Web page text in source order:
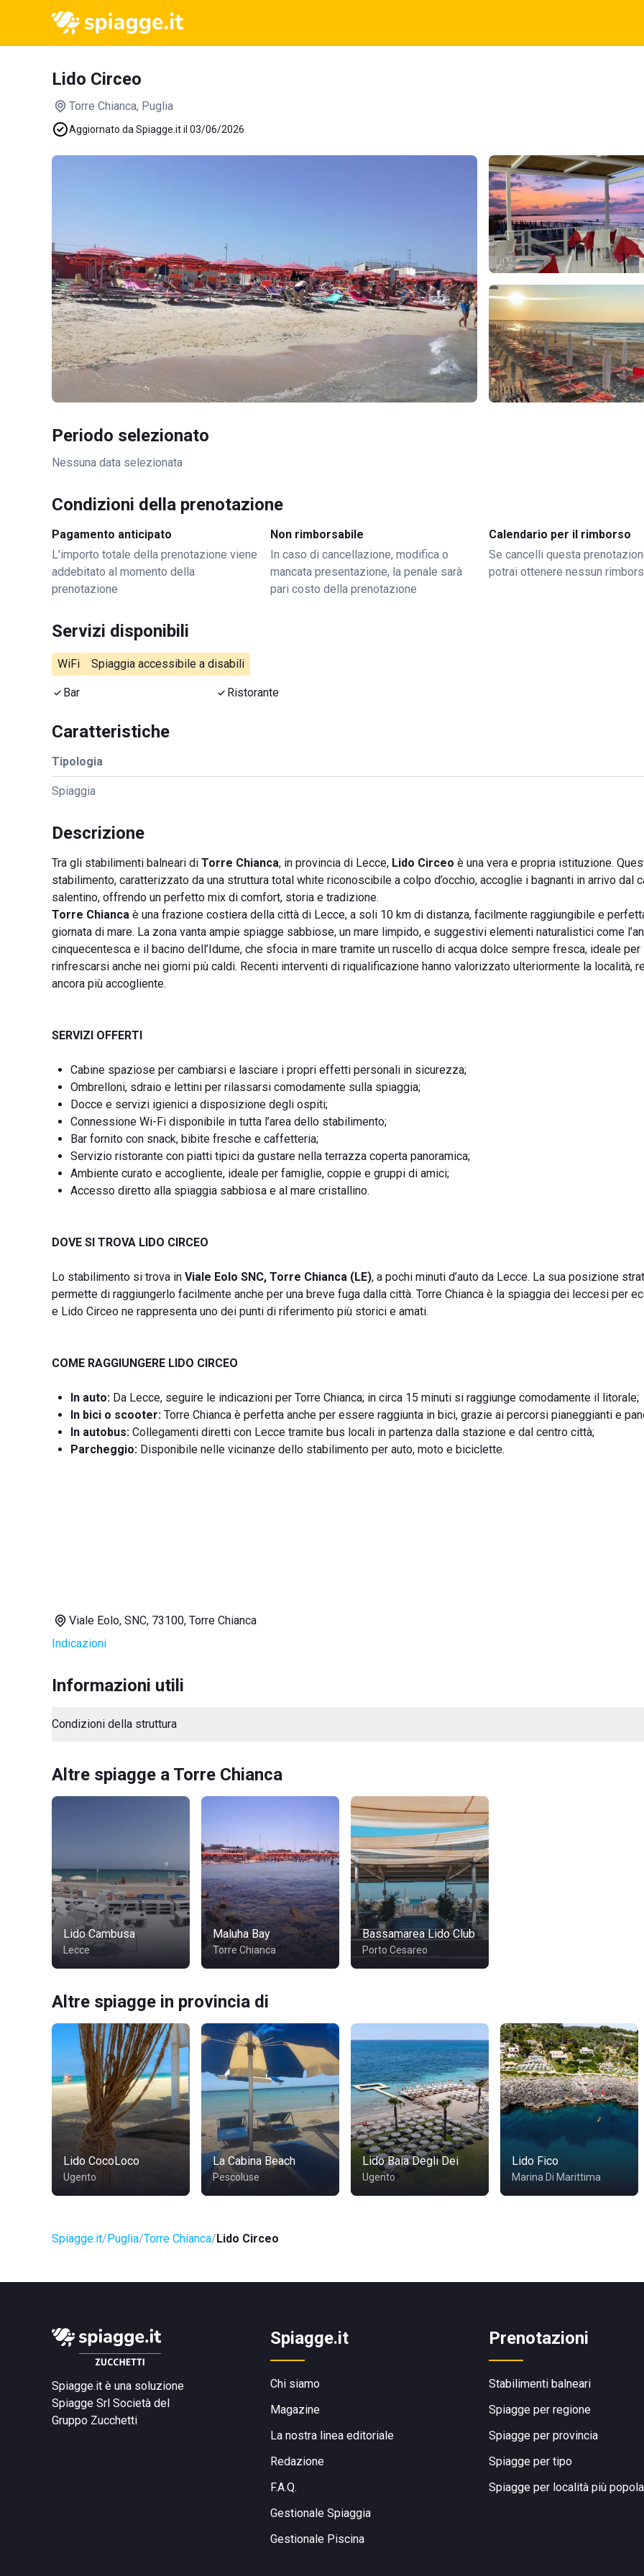
Lido Circeo
Torre Chianca, Puglia
Aggiornato da Spiagge.it il 03/06/2026
Periodo selezionato
Nessuna data selezionata
Condizioni della prenotazione
Pagamento anticipato
L'importo totale della prenotazione viene
addebitato al momento della
prenotazione
Non rimborsabile
In caso di cancellazione, modifica o
mancata presentazione, la penale sarà
pari costo della prenotazione
Calendario per il rimborso
Se cancelli questa
potrai ottenere nessun
Servizi disponibili
WiFi Spiaggia accessibile a disabili
Bar Ristorante
Caratteristiche
Tipologia
Spiaggia
Descrizione
Tra gli stabilimenti balneari di Torre Chianca, in provincia di Lecce, Lido Circeo è una vera e propria istituzione.
stabilimento, caratterizzato da una struttura total white riconoscibile a colpo d’occhio, accoglie i bagnanti in arrivo dal
salentino, offrendo un perfetto mix di comfort, storia e tradizione.
Torre Chianca è una frazione costiera della città di Lecce, a soli 10 km di distanza, facilmente raggiungibile e
giornata di mare. La zona vanta ampie spiagge sabbiose, un mare limpido, e suggestivi elementi naturalistici come
cinquecentesca e il bacino dell’Idume, che sfocia in mare tramite un ruscello di acqua dolce sempre fresca, ideale per
rinfrescarsi anche nei giorni più caldi. Recenti interventi di riqualificazione hanno valorizzato ulteriormente la località,
ancora più accogliente.
SERVIZI OFFERTI
Cabine spaziose per cambiarsi e lasciare i propri effetti personali in sicurezza;
Ombrelloni, sdraio e lettini per rilassarsi comodamente sulla spiaggia;
Docce e servizi igienici a disposizione degli ospiti;
Connessione Wi-Fi disponibile in tutta l’area dello stabilimento;
Bar fornito con snack, bibite fresche e caffetteria;
Servizio ristorante con piatti tipici da gustare nella terrazza coperta panoramica;
Ambiente curato e accogliente, ideale per famiglie, coppie e gruppi di amici;
Accesso diretto alla spiaggia sabbiosa e al mare cristallino.
DOVE SI TROVA LIDO CIRCEO
Lo stabilimento si trova in Viale Eolo SNC, Torre Chianca (LE), a pochi minuti d’auto da Lecce. La sua posizione
permette di raggiungerlo facilmente anche per una breve fuga dalla città. Torre Chianca è la spiaggia dei leccesi per
e Lido Circeo ne rappresenta uno dei punti di riferimento più storici e amati.
COME RAGGIUNGERE LIDO CIRCEO
In auto: Da Lecce, seguire le indicazioni per Torre Chianca; in circa 15 minuti si raggiunge comodamente il litorale;
In bici o scooter: Torre Chianca è perfetta anche per essere raggiunta in bici, grazie ai percorsi pianeggianti e
In autobus: Collegamenti diretti con Lecce tramite bus locali in partenza dalla stazione e dal centro città;
Parcheggio: Disponibile nelle vicinanze dello stabilimento per auto, moto e biciclette.
Viale Eolo, SNC, 73100, Torre Chianca
Indicazioni
Informazioni utili
Condizioni della struttura
Altre spiagge a Torre Chianca
Lido Cambusa
Lecce
Maluha Bay
Torre Chianca
Bassamarea Lido Club
Porto Cesareo
Altre spiagge in provincia di
Lido CocoLoco
Ugento
La Cabina Beach
Pescoluse
Lido Baia Degli Dei
Ugento
Lido Fico
Marina Di Marittima
Spiagge.it Puglia Torre Chianca Lido Circeo
Spiagge.it è una soluzione
Spiagge Srl Società del
Gruppo Zucchetti
Spiagge.it
Chi siamo
Magazine
La nostra linea editoriale
Redazione
F.A.Q.
Gestionale Spiaggia
Gestionale Piscina
Prenotazioni
Stabilimenti balneari
Spiagge per regione
Spiagge per provincia
Spiagge per tipo
Spiagge per località più